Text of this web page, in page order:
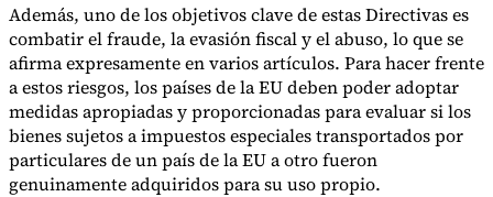
Además, uno de los objetivos clave de estas Directivas es
combatir el fraude, la evasión fiscal y el abuso, lo que se
afirma expresamente en varios artículos. Para hacer frente
a estos riesgos, los países de la EU deben poder adoptar
medidas apropiadas y proporcionadas para evaluar si los
bienes sujetos a impuestos especiales transportados por
particulares de un país de la EU a otro fueron
genuinamente adquiridos para su uso propio.